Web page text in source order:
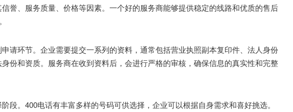
誉、服务质量、价格等因素。一个好的服务商能够提供稳定的线路和优质的售后
环节。企业需要提交一系列的资料，通常包括营业执照副本复印件、法人身份
份和资质。服务商在收到资料后，会进行严格的审核，确保信息的真实性和完整
。400电话有丰富多样的号码可供选择，企业可以根据自身需求和喜好挑选。